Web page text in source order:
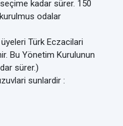
kadar sürer. 150
odalar
Türk Eczacilari
Bu Yönetim Kurulunun
sürer.)
sunlardir :